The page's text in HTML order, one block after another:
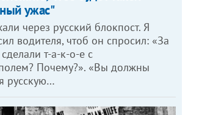
ужас"
через русский блокпост. Я
водителя, чтоб он спросил: «За
т-а-к-о-е с
Почему?». «Вы должны
русскую…